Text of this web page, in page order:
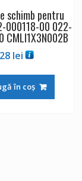
schimb pentru
000118-00 022-
CMLI1X3N002B
lei
în coș